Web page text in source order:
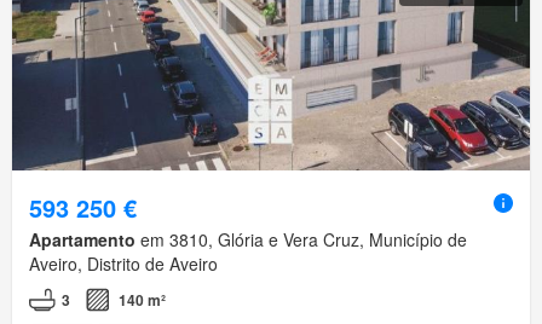
593 250 €
Apartamento em 3810, Glória e Vera Cruz, Município de
Aveiro, Distrito de Aveiro
3 140 m²